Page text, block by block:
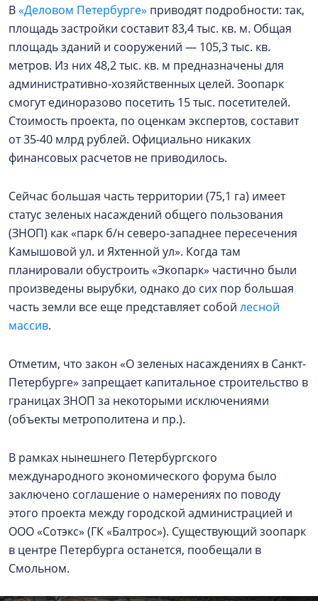
В«Деловом Петербурге» приводят подробности: так,
площадь застройки составит 83,4 тыс. кв. м. Общая
площадь зданий и сооружений — 105,3 тыс. кв.
метров. Из них 48,2 тыс. кв. м предназначены для
административно-хозяйственных целей. Зоопарк
смогут единоразово посетить 15 тыс. посетителей.
Стоимость проекта, по оценкам экспертов, составит
от 35-40 млрд рублей. Официально никаких
финансовых расчетов не приводилось.
Сейчас большая часть территории (75,1 га) имеет
статус зеленых насаждений общего пользования
(ЗНОП) как «парк б/н северо-западнее пересечения
Камышовой ул. и Яхтенной ул». Когда там
планировали обустроить «Экопарк» частично были
произведены вырубки, однако до сих пор большая
часть земли все еще представляет собой лесной
массив.
Отметим, что закон «О зеленых насаждениях в Санкт-
Петербурге» запрещает капитальное строительство в
границах ЗНОП за некоторыми исключениями
(объекты метрополитена и пр.).
В рамках нынешнего Петербургского
международного экономического форума было
заключено соглашение о намерениях по поводу
этого проекта между городской администрацией и
ООО «Сотэкс» (ГК «Балтрос»). Существующий зоопарк
в центре Петербурга останется, пообещали в
Смольном.